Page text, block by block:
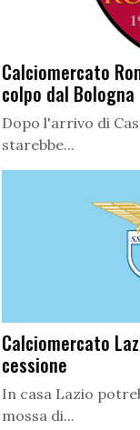
Calciomercato
colpo dal Bologna
Dopo l'arrivo di
starebbe...
Calciomercato
cessione
In casa Lazio
mossa di...